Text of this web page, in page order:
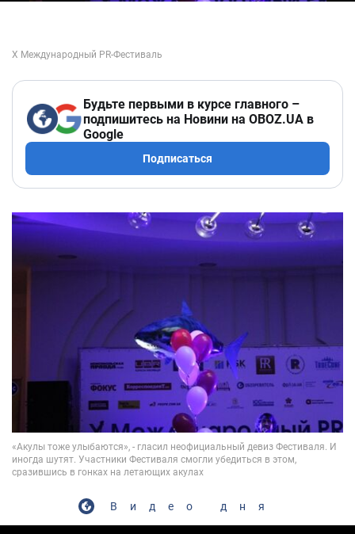
Будьте первыми в курсе главного –
подпишитесь на Новини на OBOZ.UA в
Google
Подписаться
Видео дня